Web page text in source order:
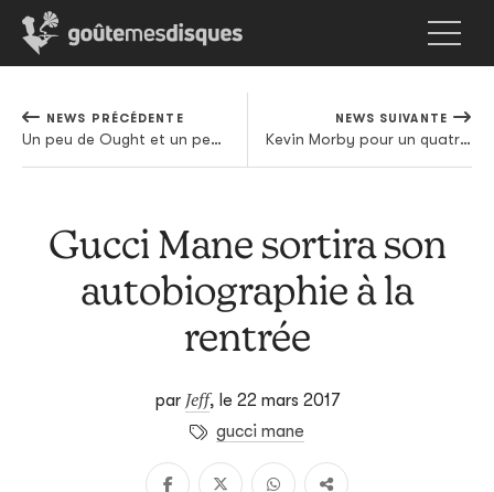
NEWS PRÉCÉDENTE
Un peu de Ought et un peu de Yung dans Brooch
NEWS SUIVANTE
Kevin Morby pour un quatrième album
Gucci Mane sortira son
autobiographie à la
rentrée
par Jeff, le 22 mars 2017
gucci mane